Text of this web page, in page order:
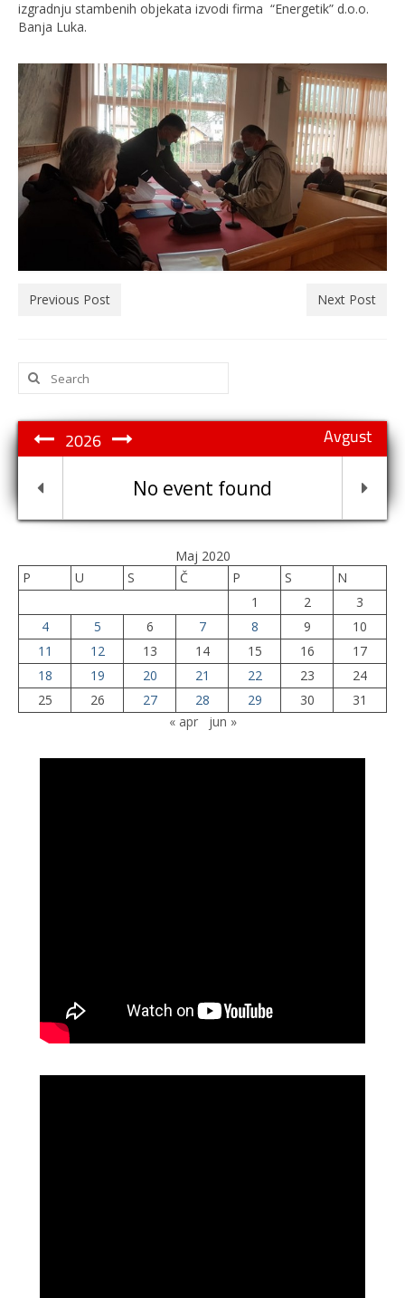
izgradnju stambenih objekata izvodi firma “Energetik” d.o.o.
Banja Luka.
Previous Post Next Post
Search
for:
Avgust
2026
No event found
Maj 2020
P
U S Č P S
N
1
2
3
4
5 6 7 8 9
10
11
12 13 14 15 16
17
18
19 20 21 22 23
24
25
26 27 28 29 30
31
« apr
jun »